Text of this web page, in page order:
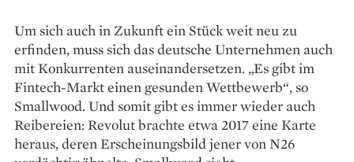
Um sich auch in Zukunft ein Stück weit neu zu
erfinden, muss sich das deutsche Unternehmen auch
mit Konkurrenten auseinandersetzen. „Es gibt im
Fintech-Markt einen gesunden Wettbewerb“, so
Smallwood. Und somit gibt es immer wieder auch
Reibereien: Revolut brachte etwa 2017 eine Karte
heraus, deren Erscheinungsbild jener von N26